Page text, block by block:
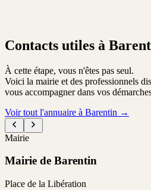
Contacts utiles à
À cette étape, vous n'êtes pas seul.
Voici la mairie et des professionnels
vous accompagner dans vos
Voir tout l'annuaire à Barentin →
Mairie
Mairie de Barentin
Place de la Libération